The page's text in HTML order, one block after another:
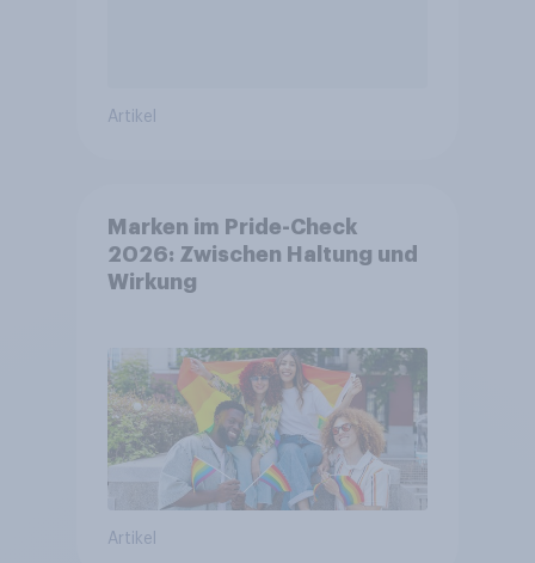
Artikel
Marken im Pride-Check
2026: Zwischen Haltung und
Wirkung
Artikel